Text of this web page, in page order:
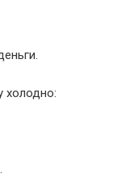
холодно: